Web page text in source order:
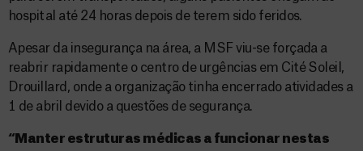
hospital até 24 horas depois de terem sido feridos.
Apesar da insegurança na área, a MSF viu-se forçada a
reabrir rapidamente o centro de urgências em Cité Soleil,
Drouillard, onde a organização tinha encerrado atividades a
1 de abril devido a questões de segurança.
“Manter estruturas médicas a funcionar nestas